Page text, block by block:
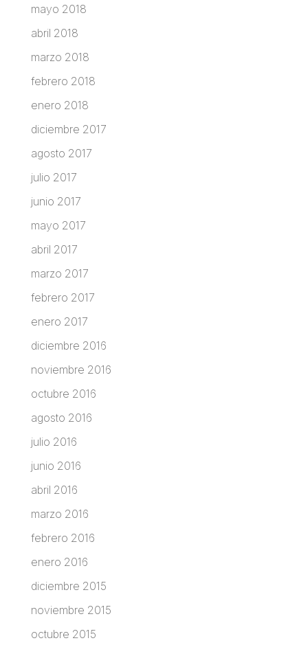
mayo 2018
abril 2018
marzo 2018
febrero 2018
enero 2018
diciembre 2017
agosto 2017
julio 2017
junio 2017
mayo 2017
abril 2017
marzo 2017
febrero 2017
enero 2017
diciembre 2016
noviembre 2016
octubre 2016
agosto 2016
julio 2016
junio 2016
abril 2016
marzo 2016
febrero 2016
enero 2016
diciembre 2015
noviembre 2015
octubre 2015